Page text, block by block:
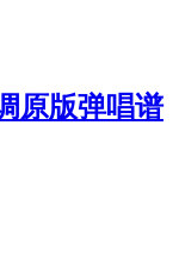
原版弹唱谱